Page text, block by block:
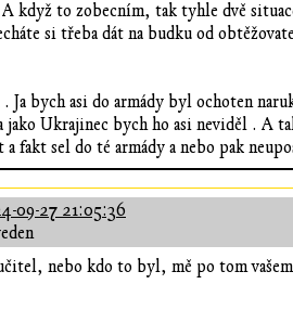
když to zobecním, tak tyhle dvě
si třeba dát na budku od
bych asi do armády byl ochoten
jako Ukrajinec bych ho asi neviděl .
fakt sel do té armády a nebo pak
09-27 21:05:36
učitel, nebo kdo to byl, mě po tom